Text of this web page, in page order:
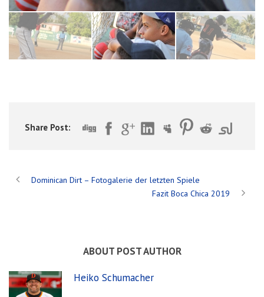
Share Post:
Dominican Dirt – Fotogalerie der letzten Spiele
Fazit Boca Chica 2019
ABOUT POST AUTHOR
Heiko Schumacher